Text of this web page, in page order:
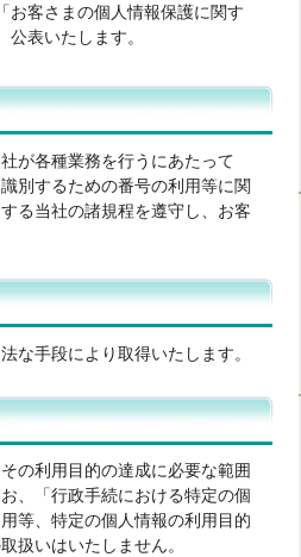
お客さまの個人情報保護に関す
表いたします。
が各種業務を行うにあたって
別するための番号の利用等に関
る当社の諸規程を遵守し、お客
な手段により取得いたします。
の利用目的の達成に必要な範囲
、「行政手続における特定の個
等、特定の個人情報の利用目的
扱いはいたしません。